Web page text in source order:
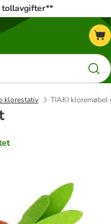
tollavgifter**
klorestativ TIAKI kloremøbel